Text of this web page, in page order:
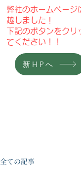
弊社のホームページ
越しました！
下記のボタンをクリ
てください！！
新HPへ
全ての記事